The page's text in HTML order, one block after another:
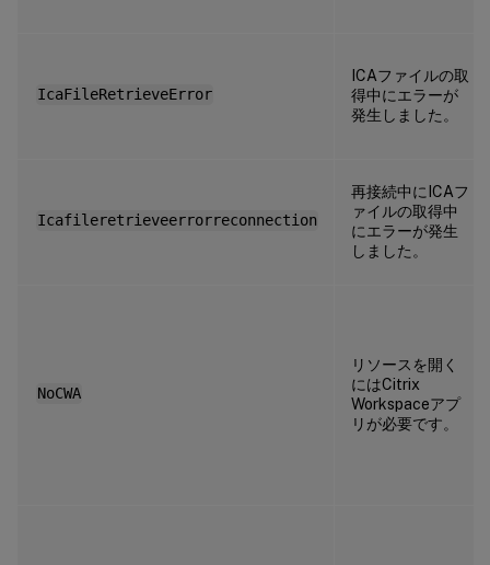
IcaFileRetrieveError
ICAファイルの取
得中にエラーが
発生しました。
Icafileretrieveerrorreconnection
再接続中にICAフ
ァイルの取得中
にエラーが発生
しました。
NoCWA
リソースを開く
にはCitrix
Workspaceアプ
リが必要です。